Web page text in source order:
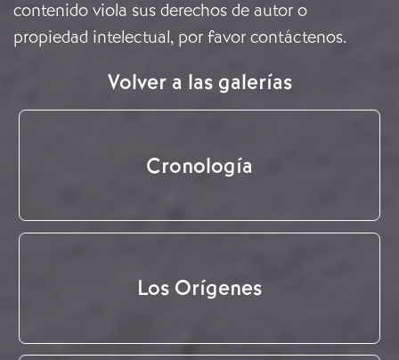
contenido viola sus derechos de autor o
propiedad intelectual, por favor contáctenos.
Volver a las galerías
Cronología
Los Orígenes